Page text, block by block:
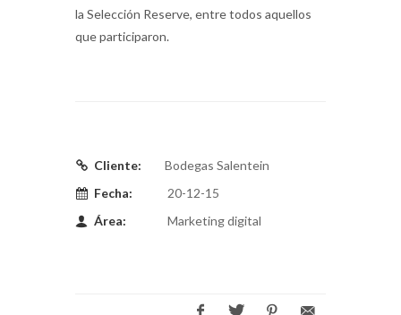
la Selección Reserve, entre todos aquellos
que participaron.
Cliente:
Bodegas Salentein
Fecha:
20-12-15
Área:
Marketing digital